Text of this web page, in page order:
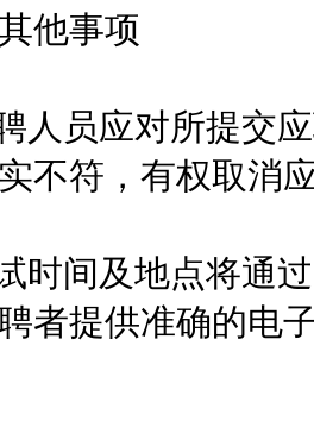
事项
员应对所提交应
不符，有权取消
间及地点将通过
者提供准确的电